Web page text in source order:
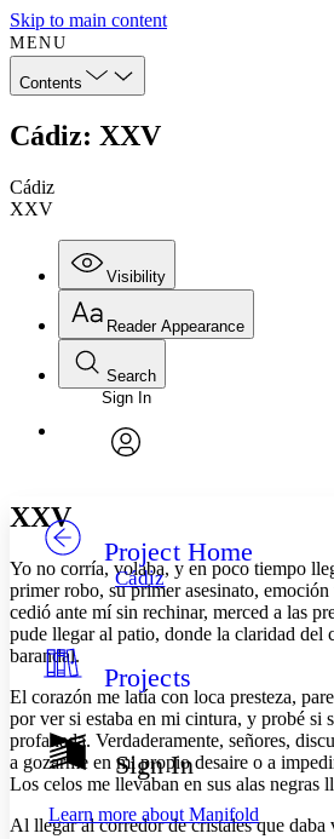
Skip to main content
MENU
Contents
Cádiz: XXV
Cádiz
XXV
Visibility
Annotations
Others
Your highlights
Resources
Show all
Show all Hide all
Reader Appearance
Font
Font style
Decrease font size
Decrease font size
Color Scheme
Light
Dark
Annotation contrast
abc High
Search
Enter search criteria
Search within:
Sign In
Project Home
Cádiz
Projects
Sign In
Learn more about Manifold
XXV
Yo no corría, volaba, y en poco tiempo
primer robo, su primer asesinato,
cedió ante mí sin rechinar, merced a las
pude llegar al patio, donde la claridad del
barandal.
El corazón me latía con loca presteza,
por ver si estaba en mi cintura, y probé si
profanada. Verdaderamente, señores,
a gozarme en mi propio desaire o a
Los celos me llevaban en sus alas negras
Al llegar al corredor de cristales que